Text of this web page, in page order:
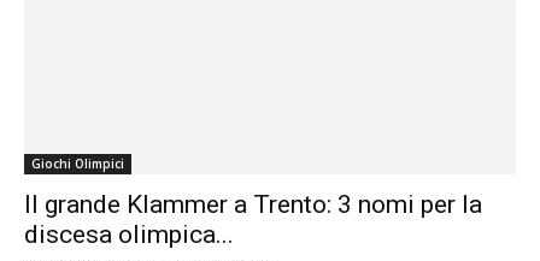
Giochi Olimpici
Il grande Klammer a Trento: 3 nomi per la
discesa olimpica...